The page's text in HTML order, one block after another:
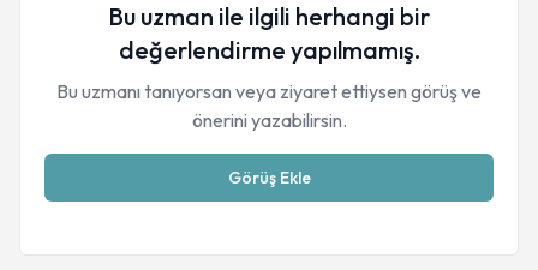
Bu uzman ile ilgili herhangi bir
değerlendirme yapılmamış.
Bu uzmanı tanıyorsan veya ziyaret ettiysen görüş ve
önerini yazabilirsin.
Görüş Ekle